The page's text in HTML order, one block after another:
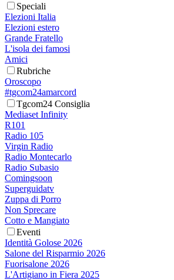
Speciali
Elezioni Italia
Elezioni estero
Grande Fratello
L'isola dei famosi
Amici
Rubriche
Oroscopo
#tgcom24amarcord
Tgcom24 Consiglia
Mediaset Infinity
R101
Radio 105
Virgin Radio
Radio Montecarlo
Radio Subasio
Comingsoon
Superguidatv
Zuppa di Porro
Non Sprecare
Cotto e Mangiato
Eventi
Identità Golose 2026
Salone del Risparmio 2026
Fuorisalone 2026
L'Artigiano in Fiera 2025